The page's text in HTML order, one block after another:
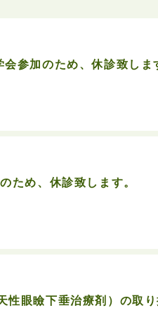
参加のため、休診致しま
ため、休診致します。
性眼瞼下垂治療剤）の取